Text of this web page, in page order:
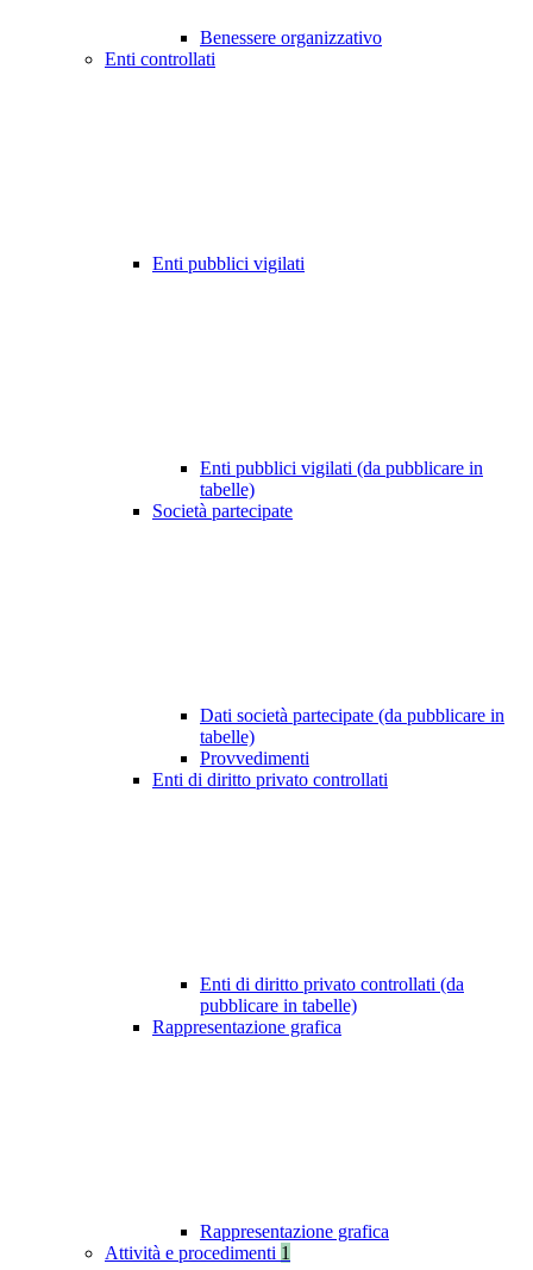
Benessere organizzativo
Enti controllati
Enti pubblici vigilati
Enti pubblici vigilati (da pubblicare in
tabelle)
Società partecipate
Dati società partecipate (da pubblicare in
tabelle)
Provvedimenti
Enti di diritto privato controllati
Enti di diritto privato controllati (da
pubblicare in tabelle)
Rappresentazione grafica
Rappresentazione grafica
Attività e procedimenti 1